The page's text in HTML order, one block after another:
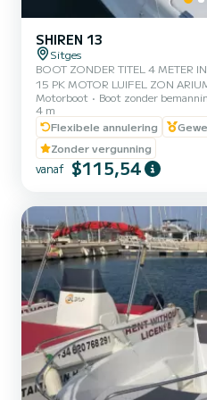
SHIREN 13
Sitges
BOOT ZONDER TITEL 4 METER IN LENGTE 1,9 METER IN BALK
15 PK MOTOR LUIFEL ZON
VOOR DE BADKAMER
Motorboot Boot zonder
4 m
Flexibele annulering
Zonder vergunning
vanaf $115,54